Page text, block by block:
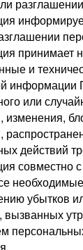
принимает
и
информации
или
изменения,
действий
совместно
убытков
вызванных